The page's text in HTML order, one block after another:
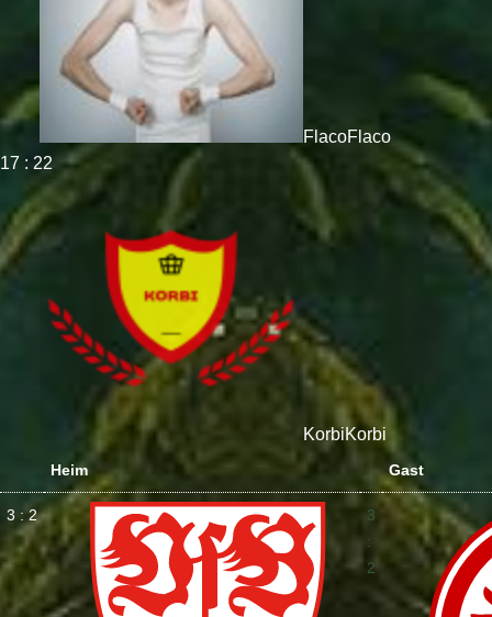
FlacoFlaco
17 : 22
KorbiKorbi
Heim Gast
3 : 2
3
:
2